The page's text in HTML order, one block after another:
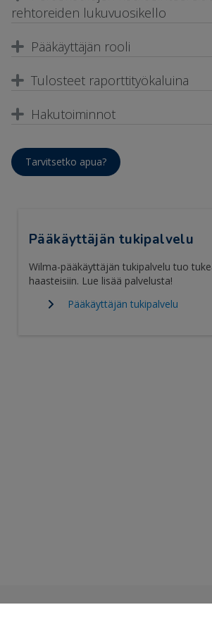
rehtoreiden lukuvuosikello
Pääkäyttäjän rooli
Tulosteet raporttityökaluina
Hakutoiminnot
Tarvitsetko apua?
Pääkäyttäjän tukipalvelu
Wilma-pääkäyttäjän tukipalvelu tuo
haasteisiin. Lue lisää palvelusta!
Pääkäyttäjän tukipalvelu